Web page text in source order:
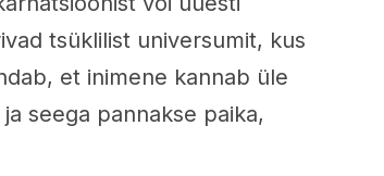
tsüklilist universumit, kus
et inimene kannab üle
seega pannakse paika,